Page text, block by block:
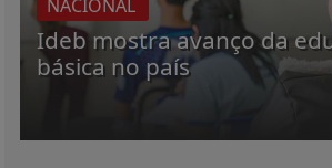
NACIONAL
Ideb mostra avanço da
básica no país